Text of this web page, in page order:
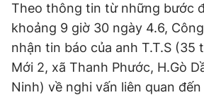
Thông tin tòa soạn Liên
Theo thông tin từ những bước
khoảng 9 giờ 30 ngày 4.6,
nhận tin báo của anh T.T.S (35
Mới 2, xã Thanh Phước, H.Gò
Ninh) về nghi vấn liên quan